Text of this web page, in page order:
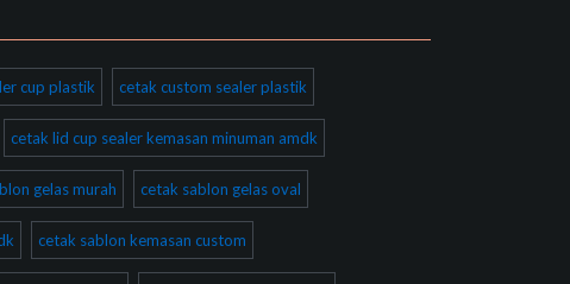
cup plastik cetak custom sealer plastik
cetak lid cup sealer kemasan minuman amdk
gelas murah cetak sablon gelas oval
cetak sablon kemasan custom